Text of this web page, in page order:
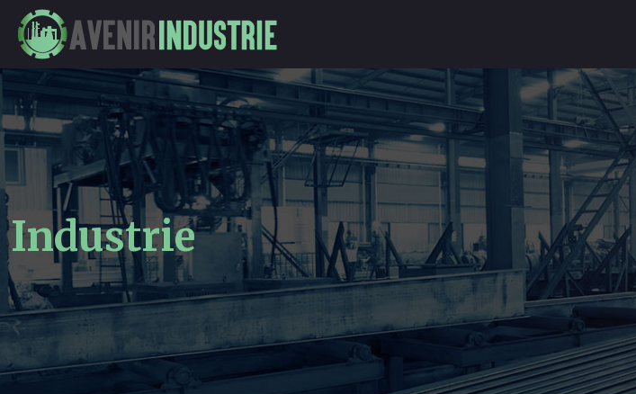
Industrie